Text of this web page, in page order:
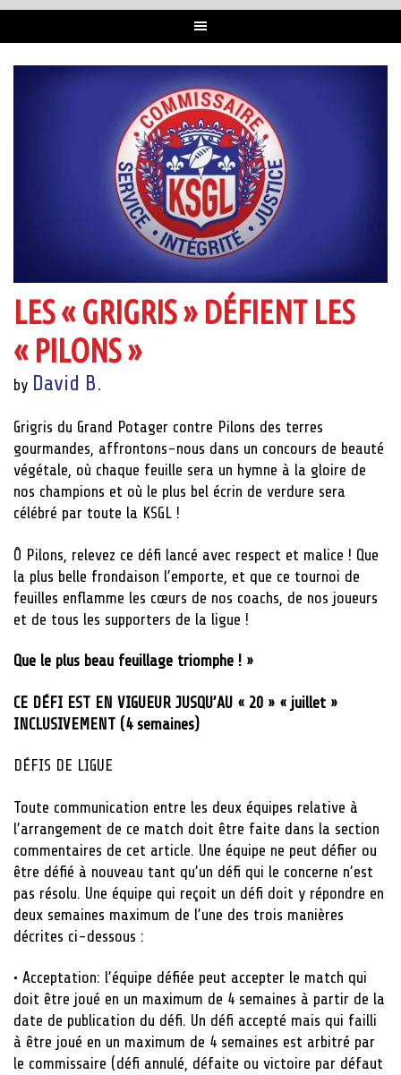
LES « GRIGRIS » DÉFIENT LES
« PILONS »
by David B.
Grigris du Grand Potager contre Pilons des terres
gourmandes, affrontons-nous dans un concours de beauté
végétale, où chaque feuille sera un hymne à la gloire de
nos champions et où le plus bel écrin de verdure sera
célébré par toute la KSGL !
Ô Pilons, relevez ce défi lancé avec respect et malice ! Que
la plus belle frondaison l’emporte, et que ce tournoi de
feuilles enflamme les cœurs de nos coachs, de nos joueurs
et de tous les supporters de la ligue !
Que le plus beau feuillage triomphe ! »
CE DÉFI EST EN VIGUEUR JUSQU’AU « 20 » « juillet »
INCLUSIVEMENT (4 semaines)
DÉFIS DE LIGUE
Toute communication entre les deux équipes relative à
l’arrangement de ce match doit être faite dans la section
commentaires de cet article. Une équipe ne peut défier ou
être défié à nouveau tant qu’un défi qui le concerne n’est
pas résolu. Une équipe qui reçoit un défi doit y répondre en
deux semaines maximum de l’une des trois manières
décrites ci-dessous :
• Acceptation: l’équipe défiée peut accepter le match qui
doit être joué en un maximum de 4 semaines à partir de la
date de publication du défi. Un défi accepté mais qui failli
à être joué en un maximum de 4 semaines est arbitré par
le commissaire (défi annulé, défaite ou victoire par défaut